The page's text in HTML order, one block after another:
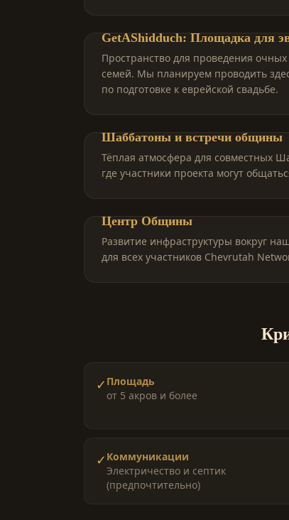
GetAShidduch: Площадка для
Пространство для проведения
семей. Мы планируем проводить
по подготовке к еврейской свадьбе.
Шаббатоны и встречи общины
Тёплая атмосфера для совместных
где участники проекта могут
Центр Общины
Развитие инфраструктуры вокруг
для всех участников Chevrutah
✓ Площадь
от 5 акров и более
✓ Коммуникации
Электричество и септик
(предпочтительно)